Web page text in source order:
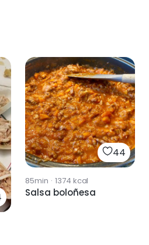
44
85min · 1374 kcal
Salsa boloñesa